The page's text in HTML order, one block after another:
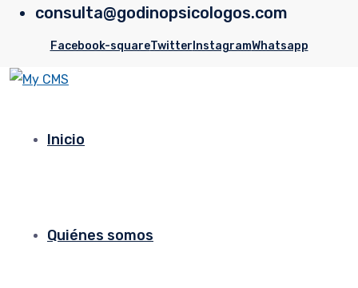
consulta@godinopsicologos.com
Facebook-squareTwitter InstagramWhatsapp
Inicio
Quiénes somos